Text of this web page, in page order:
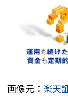
画像元： 楽天